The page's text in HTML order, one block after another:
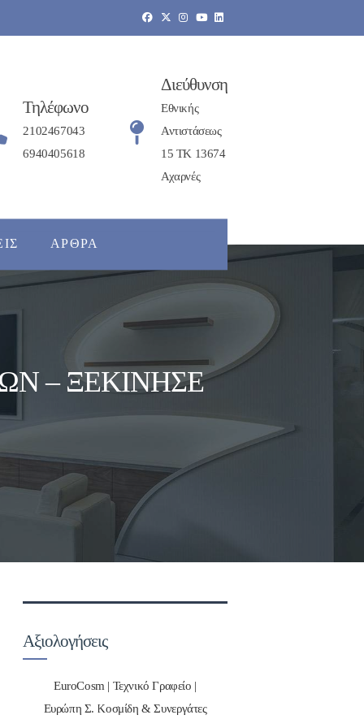
Τηλέφωνο
2102467043
6940405618
Διεύθυνση
Εθνικής
Αντιστάσεως
15 ΤΚ 13674
Αχαρνές
ΆΡΘΡΑ
– ΞΕΚΊΝΗΣΕ
Αξιολογήσεις
EuroCosm | Τεχνικό Γραφείο |
Ευρώπη Σ. Κοσμίδη & Συνεργάτες